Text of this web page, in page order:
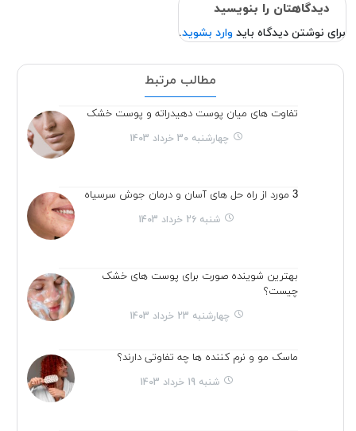
دیدگاهتان را بنویسید
برای نوشتن دیدگاه باید وارد بشوید.
مطالب مرتبط
تفاوت های میان پوست دهیدراته و پوست خشک
چهارشنبه 30 خرداد 1403
3 مورد از راه حل های آسان و درمان جوش سرسیاه
شنبه 26 خرداد 1403
بهترین شوینده صورت برای پوست های خشک
چیست؟
چهارشنبه 23 خرداد 1403
ماسک مو و نرم کننده ها چه تفاوتی دارند؟
شنبه 19 خرداد 1403